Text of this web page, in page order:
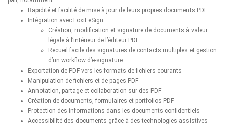
Rapidité et facilité de mise à jour de leurs propres documents PDF
Intégration avec Foxit eSign :
Création, modification et signature de documents à valeur
légale à l’intérieur de l’éditeur PDF
Recueil facile des signatures de contacts multiples et gestion
d’un workflow d’e-signature
Exportation de PDF vers les formats de fichiers courants
Manipulation de fichiers et de pages PDF
Annotation, partage et collaboration sur des PDF
Création de documents, formulaires et portfolios PDF
Protection des informations dans les documents confidentiels
Accessibilité des documents grâce à des technologies assistives